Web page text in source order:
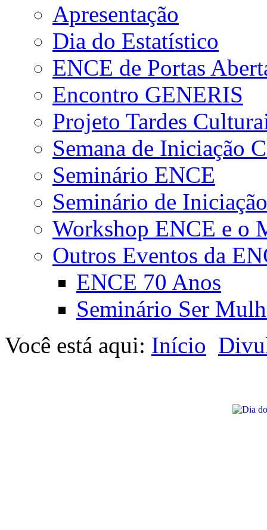
Apresentação
Dia do Estatístico
ENCE de Portas
Encontro GENERIS
Projeto Tardes
Semana de Iniciação
Seminário ENCE
Seminário de
Workshop ENCE e o
Outros Eventos da
ENCE 70 Anos
Seminário Ser
Você está aqui: Início